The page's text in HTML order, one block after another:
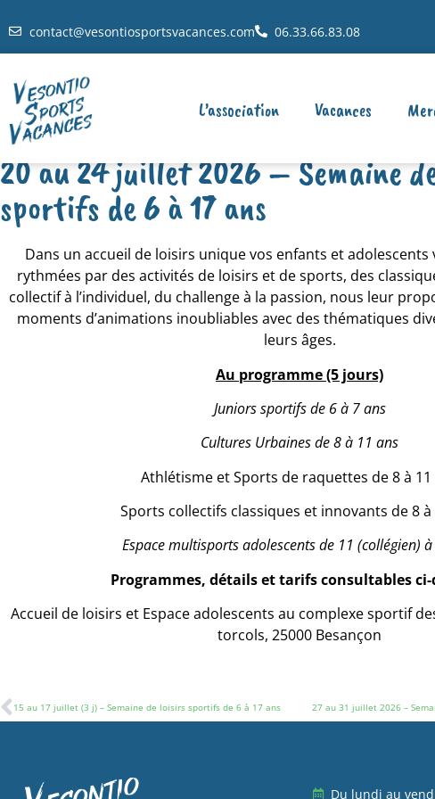
contact@vesontiosportsvacances.com 06.33.66.83.08
L’association Vacances
20 au 24 juillet 2026 – Semaine
sportifs de 6 à 17 ans
Dans un accueil de loisirs unique vos enfants et
rythmées par des activités de loisirs et de sports, des
collectif à l’individuel, du challenge à la passion, nous leur
moments d’animations inoubliables avec des thématiques
leurs âges.
Au programme (5 jours)
Juniors sportifs de 6 à 7 ans
Cultures Urbaines de 8 à 11 ans
Athlétisme et Sports de raquettes de 8 à 11
Sports collectifs classiques et innovants de 8 à
Espace multisports adolescents de 11 (collégien)
Programmes, détails et tarifs consultables ci-
Accueil de loisirs et Espace adolescents au complexe sportif
torcols, 25000 Besançon
15 au 17 juillet (3 j) – Semaine de loisirs sportifs de 6 à 17 ans 27 au 31 juillet 2026 –
Du lundi au